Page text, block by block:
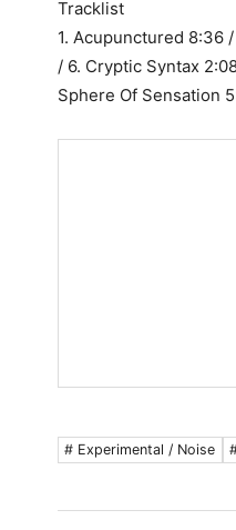
Tracklist
1. Acupunctured 8:36
/ 6. Cryptic Syntax
Sphere Of Sensation
# Experimental / Noise